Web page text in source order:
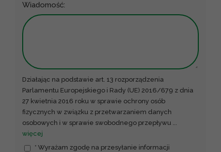
Wiadomość:
Działając na podstawie art. 13 rozporządzenia
Parlamentu Europejskiego i Rady (UE) 2016/679 z dnia
27 kwietnia 2016 roku w sprawie ochrony osób
fizycznych w związku z przetwarzaniem danych
osobowych i w sprawie swobodnego przepływu ...
więcej
* Wyrażam zgodę na przesyłanie informacji